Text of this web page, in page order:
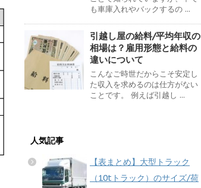
も車庫入れやバックするの ...
引越し屋の給料/平均年収の
相場は？雇用形態と給料の
違いについて
こんなご時世だからこそ安定し
た収入を求めるのは仕方がない
ことです。 例えば引越し ...
人気記事
【表まとめ】大型トラック
（10tトラック）のサイズ/荷